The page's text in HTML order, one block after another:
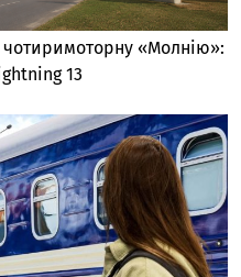
«Молнію»:
13